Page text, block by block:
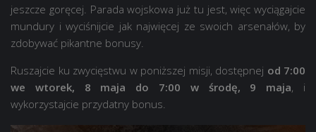
jeszcze goręcej. Parada wojskowa już tu jest, więc wyciągajcie
mundury i wyciśnijcie jak najwięcej ze swoich arsenałów, by
zdobywać pikantne bonusy.
Ruszajcie ku zwycięstwu w poniższej misji, dostępnej od 7:00
we wtorek, 8 maja do 7:00 w środę, 9 maja, i
wykorzystajcie przydatny bonus.